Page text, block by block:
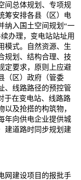
间总体规划、专项规
筹安排各县（区）电
纳入国土空间规划“一
办理，变电站站址用
模式。自然资源、生
规划、结构合理、技
定要求，原则上应避
（区）政府（管委
、线路路径的预控管
于在变电站、线路路
及抢搭的构筑物，
年向供电企业提供城
建道路时同步规划建
网建设项目的报批手